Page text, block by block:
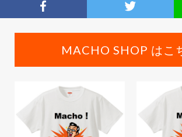
MACHO SHOP はこ